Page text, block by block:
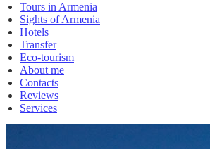
Tours in Armenia
Sights of Armenia
Hotels
Transfer
Eco-tourism
About me
Contacts
Reviews
Services